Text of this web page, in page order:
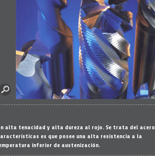
alta tenacidad y alta dureza al rojo. Se trata del acero
es que posee una alta resistencia a la
inferior de austenización.